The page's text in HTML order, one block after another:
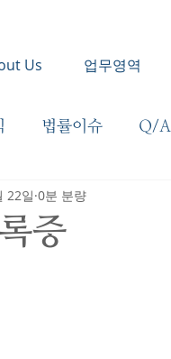
Us 업무영역
법률이슈 Q/A
증
22일 0분 분량